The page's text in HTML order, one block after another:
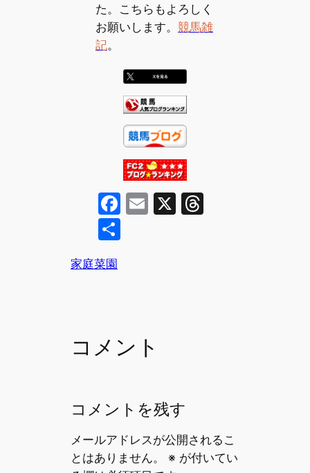
た。こちらもよろしく
お願いします。 競馬雑
記。
F
a
c
o
k
E X T
共
家庭菜園
コメント
コメントを残す
メールアドレスが公開されるこ
とはありません。
※ が付いてい